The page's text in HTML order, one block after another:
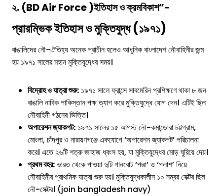
২. (BD Air Force )ইতিহাস ও ক্রমবিকাশ”-
প্রারম্ভিক ইতিহাস ও মুক্তিযুদ্ধ (১৯৭১)
বাঙালিদের নৌ-ঐতিহ্য অনেক প্রাচীন হলেও আধুনিক বাংলাদেশ নৌবাহিনীর জন্ম
হয় ১৯৭১ সালের মহান মুক্তিযুদ্ধের সময়।
বিদ্রোহ ও যাত্রা শুরু: ১৯৭১ সালে ফ্রান্সে সাবমেরিন প্রশিক্ষণে থাকা ৮ জন
বাঙালি নাবিক পাকিস্তান পক্ষ ত্যাগ করে মুক্তিযুদ্ধে যোগ দেন। এটিই ছিল
নৌবাহিনী গঠনের ভিত্তি।
অপারেশন জ্যাকপট: ১৯৭১ সালের ১৫ আগস্ট নৌ-কমান্ডোরা চট্টগ্রাম,
মোংলা, চাঁদপুর ও নারায়ণগঞ্জে একযোগে ‘অপারেশন জ্যাকপট’ পরিচালনা
করে। এতে ২৬টি শত্রু জাহাজ ধ্বংস হয়, যা মুক্তিযুদ্ধের মোড় ঘুরিয়ে দেয়।
প্রথম বহর:ভারত থেকে পাওয়া দুটি গানবোট ‘পদ্মা’ ও ‘পলাশ’ নিয়ে
নৌবাহিনীর প্রাথমিক যাত্রা শুরু হয়। মুক্তিযুদ্ধকালীন ১০ নম্বর সেক্টর ছিল
নৌ-সেক্টর। (join bangladesh navy)